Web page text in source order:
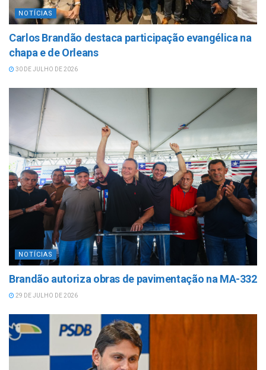
NOTÍCIAS
Carlos Brandão destaca participação evangélica na
chapa e de Orleans
30 DE JULHO DE 2026
NOTÍCIAS
Brandão autoriza obras de pavimentação na MA-332
29 DE JULHO DE 2026